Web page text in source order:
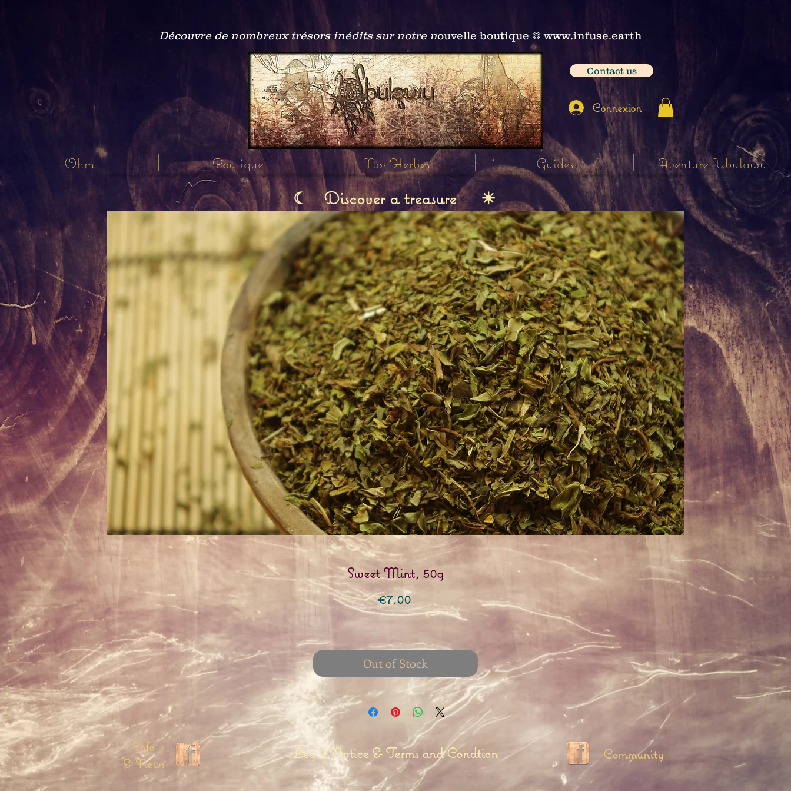
Découvre de nombreux trésors inédits sur notre nouvelle boutique 𖣠 www.infuse.earth
Contact us
Connexion
Ohm Boutique Nos Herbes Guides Aventure Ubulawu
☾ Discover a treasure ☀
Sweet Mint, 50g
€7.00Price
Out of Stock
Info
& News
Legal Notice & Terms and Condtion Community